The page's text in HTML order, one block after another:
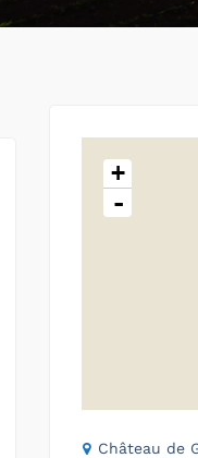
+
-
Château de